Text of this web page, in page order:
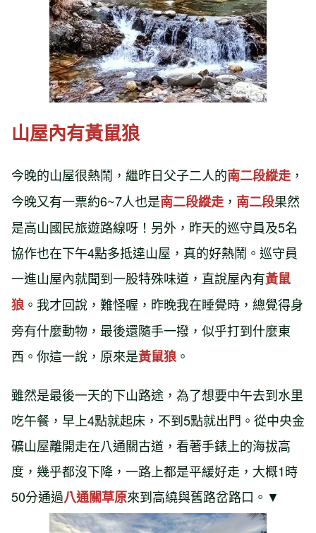
山屋內有黃鼠狼
今晚的山屋很熱鬧，繼昨日父子二人的南二段縱走，
今晚又有一票約6~7人也是南二段縱走， 南二段果然
是高山國民旅遊路線呀！另外，昨天的巡守員及5名
協作也在下午4點多抵達山屋，真的好熱鬧。巡守員
一進山屋內就聞到一股特殊味道，直說屋內有黃鼠
狼。我才回說，難怪喔，昨晚我在睡覺時，總覺得身
旁有什麼動物，最後還隨手一撥，似乎打到什麼東
西。你這一說，原來是黃鼠狼。
雖然是最後一天的下山路途，為了想要中午去到水里
吃午餐，早上4點就起床，不到5點就出門。從中央金
礦山屋離開走在八通關古道，看著手錶上的海拔高
度，幾乎都沒下降，一路上都是平緩好走，大概1時
50分通過八通關草原來到高繞與舊路岔路口。▼